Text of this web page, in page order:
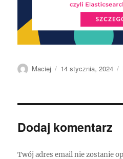
Autor
Maciej
Data
14 stycznia, 2024
Dodaj komentarz
Twój adres email nie zostanie